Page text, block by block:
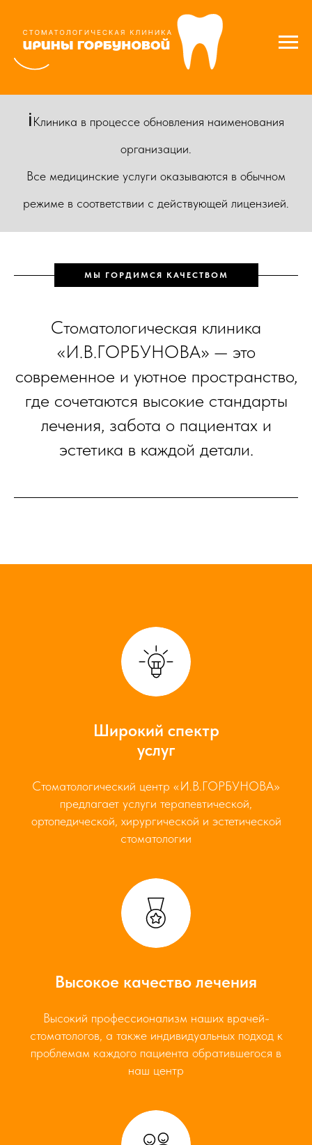
ℹ️Клиника в процессе обновления наименования
организации.
Все медицинские услуги оказываются в обычном
режиме в соответствии с действующей лицензией.
МЫ ГОРДИМСЯ КАЧЕСТВОМ
Стоматологическая клиника
«И.В.ГОРБУНОВА» — это
современное и уютное пространство,
где сочетаются высокие стандарты
лечения, забота о пациентах и
эстетика в каждой детали.
Широкий спектр
услуг
Стоматологический центр «И.В.ГОРБУНОВА»
предлагает услуги терапевтической,
ортопедической, хирургической и эстетической
стоматологии
Высокое качество лечения
Высокий профессионализм наших врачей-
стоматологов, а также индивидуальных подход к
проблемам каждого пациента обратившегося в
наш центр